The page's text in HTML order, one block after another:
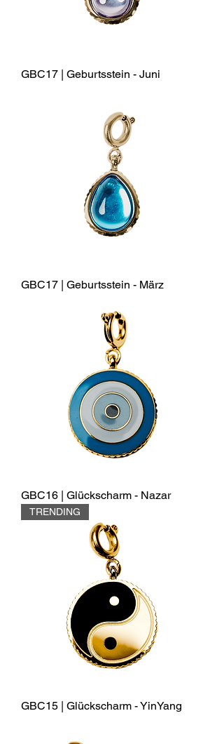
GBC17 | Geburtsstein - Juni
GBC17 | Geburtsstein - März
GBC16 | Glückscharm - Nazar
TRENDING
GBC15 | Glückscharm - YinYang